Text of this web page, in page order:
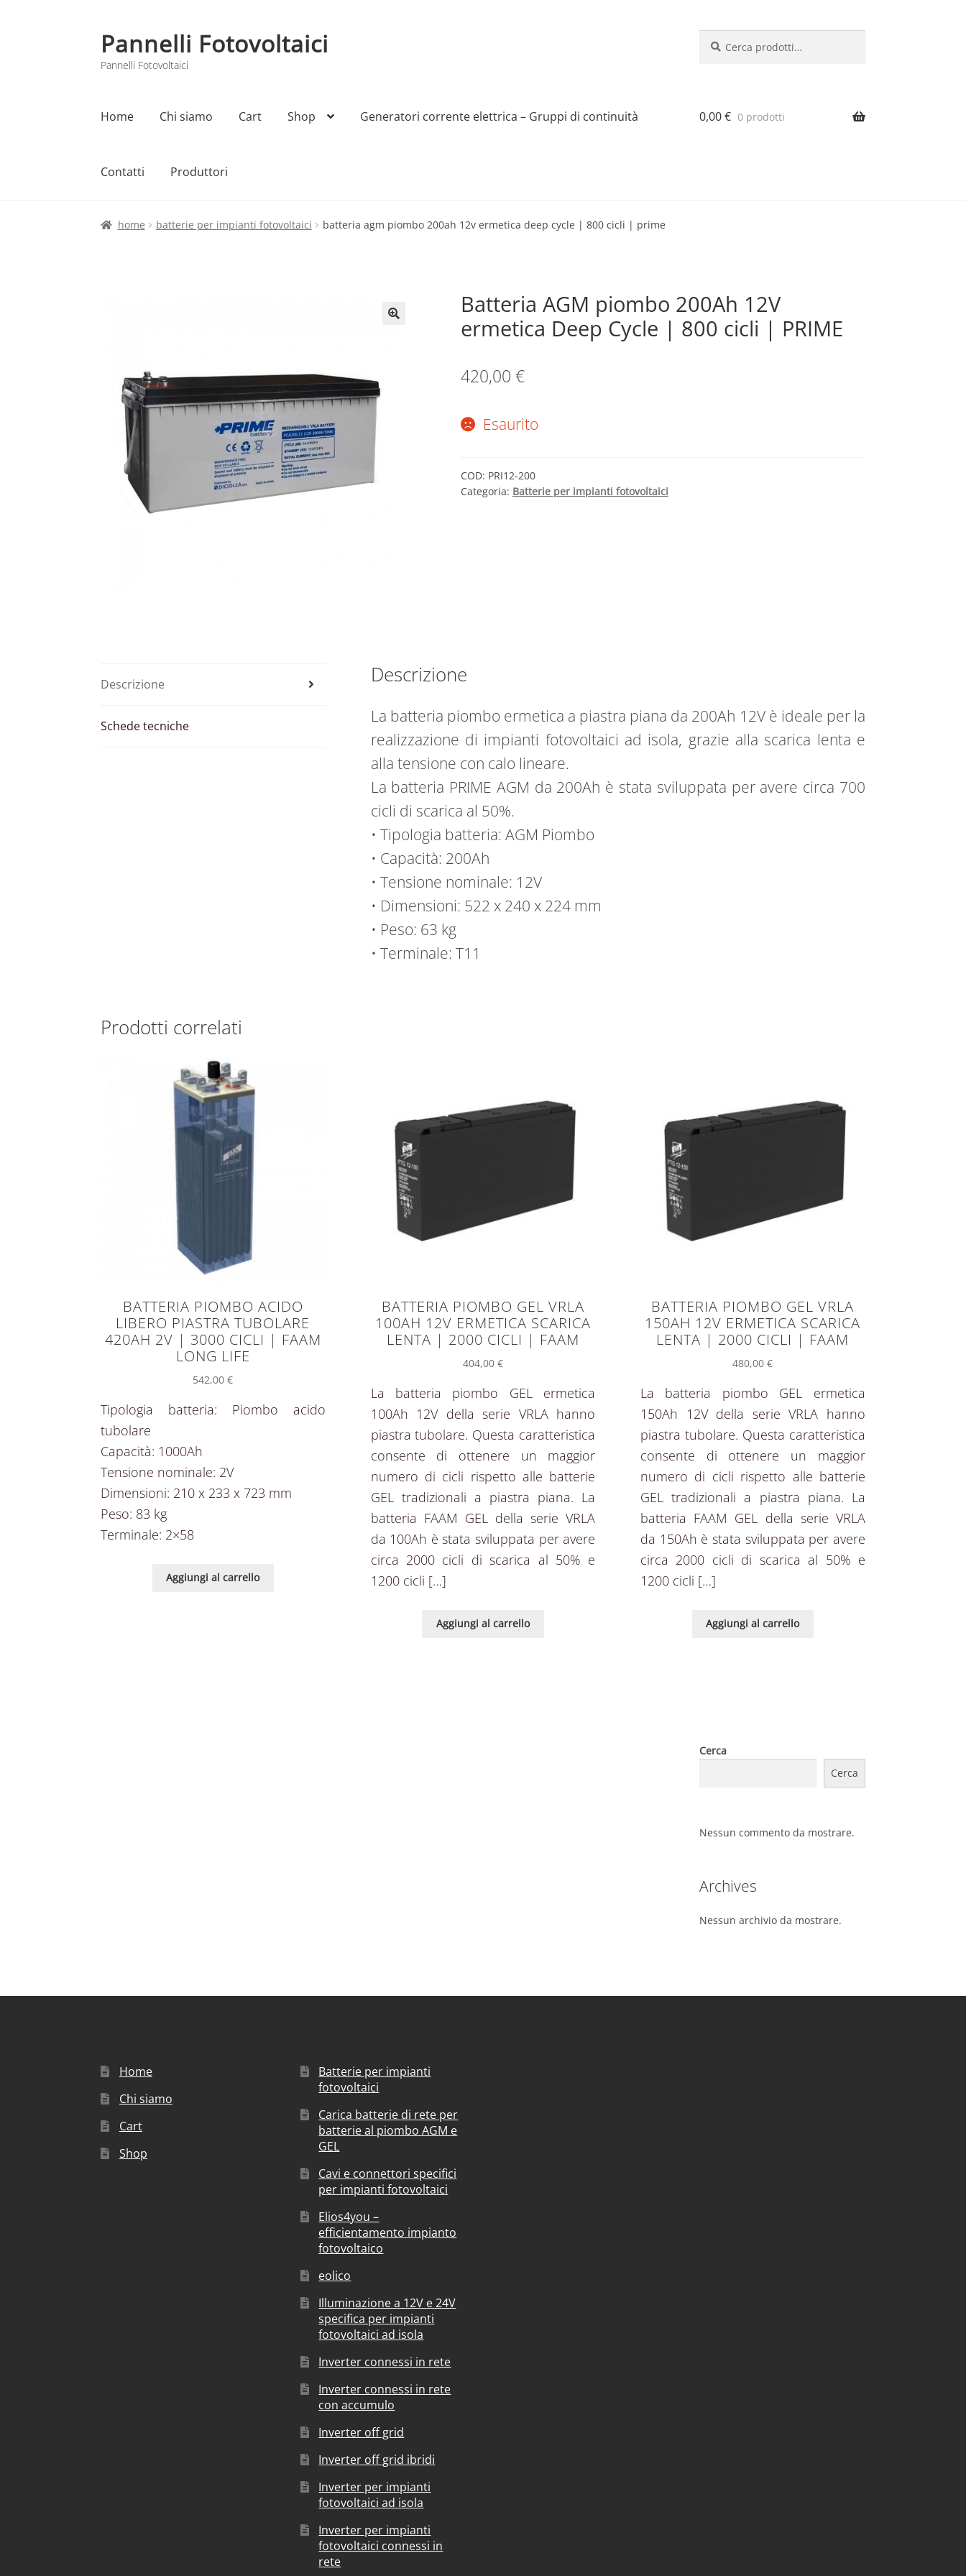
Vai
alla
navigazione
Vai
al
contenuto
Pannelli Fotovoltaici
Pannelli Fotovoltaici
Home Chi siamo Cart Shop Generatori corrente elettrica – Gruppi di continuità
Contatti Produttori
Home Cart Checkout Chi siamo Contatti My account ProduttoriSample Page Shop
0,00€ 0 prodotti
home batterie per impianti fotovoltaici batteria agm piombo 200ah 12v ermetica deep cycle | 800 cicli | prime
Batteria AGM piombo 200Ah 12V
ermetica Deep Cycle | 800 cicli | PRIME
420,00 €
Esaurito
COD: PRI12-200
Categoria: Batterie per impianti fotovoltaici
Descrizione
Schede tecniche
Descrizione
La batteria piombo ermetica a piastra piana da 200Ah 12V è ideale per la
realizzazione di impianti fotovoltaici ad isola, grazie alla scarica lenta e
alla tensione con calo lineare.
La batteria PRIME AGM da 200Ah è stata sviluppata per avere circa 700
cicli di scarica al 50%.
• Tipologia batteria: AGM Piombo
• Capacità: 200Ah
• Tensione nominale: 12V
• Dimensioni: 522 x 240 x 224 mm
• Peso: 63 kg
• Terminale: T11
Prodotti correlati
BATTERIA PIOMBO ACIDO
LIBERO PIASTRA TUBOLARE
420AH 2V | 3000 CICLI | FAAM
LONG LIFE
542,00€
Tipologia batteria: Piombo acido
tubolare
Capacità: 1000Ah
Tensione nominale: 2V
Dimensioni: 210 x 233 x 723 mm
Peso: 83 kg
Terminale: 2×58
Aggiungi al carrello
BATTERIA PIOMBO GEL VRLA
100AH 12V ERMETICA SCARICA
LENTA | 2000 CICLI | FAAM
404,00 €
La batteria piombo GEL ermetica
100Ah 12V della serie VRLA hanno
piastra tubolare. Questa caratteristica
consente di ottenere un maggior
numero di cicli rispetto alle batterie
GEL tradizionali a piastra piana. La
batteria FAAM GEL della serie VRLA
da 100Ah è stata sviluppata per avere
circa 2000 cicli di scarica al 50% e
1200 cicli […]
Aggiungi al carrello
BATTERIA PIOMBO GEL VRLA
150AH 12V ERMETICA SCARICA
LENTA | 2000 CICLI | FAAM
480,00€
La batteria piombo GEL ermetica
150Ah 12V della serie VRLA hanno
piastra tubolare. Questa caratteristica
consente di ottenere un maggior
numero di cicli rispetto alle batterie
GEL tradizionali a piastra piana. La
batteria FAAM GEL della serie VRLA
da 150Ah è stata sviluppata per avere
circa 2000 cicli di scarica al 50% e
1200 cicli […]
Aggiungi al carrello
Cerca
Cerca
Nessun commento da mostrare.
Archives
Nessun archivio da mostrare.
Home
Chi siamo
Cart
Shop
Batterie per impianti
fotovoltaici
Carica batterie di rete per
batterie al piombo AGM e
GEL
Cavi e connettori specifici
per impianti fotovoltaici
Elios4you –
efficientamento impianto
fotovoltaico
eolico
Illuminazione a 12V e 24V
specifica per impianti
fotovoltaici ad isola
Inverter connessi in rete
Inverter connessi in rete
con accumulo
Inverter off grid
Inverter off grid ibridi
Inverter per impianti
fotovoltaici ad isola
Inverter per impianti
fotovoltaici connessi in
rete